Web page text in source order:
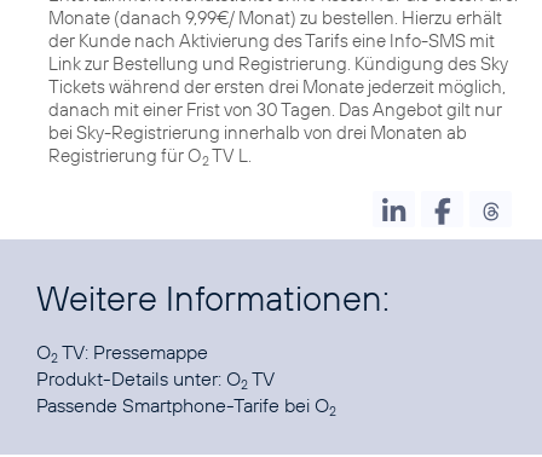
Monate (danach 9,99€/ Monat) zu bestellen. Hierzu erhält
der Kunde nach Aktivierung des Tarifs eine Info-SMS mit
Link zur Bestellung und Registrierung. Kündigung des Sky
Tickets während der ersten drei Monate jederzeit möglich,
danach mit einer Frist von 30 Tagen. Das Angebot gilt nur
bei Sky-Registrierung innerhalb von drei Monaten ab
Registrierung für O2TV L.
Weitere Informationen:
O2 TV: Pressemappe
Produkt-Details unter: O2 TV
Passende Smartphone-Tarife bei O2